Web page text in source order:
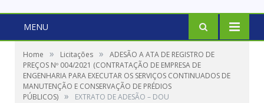
MENU
Home » Licitações »
ADESÃO A ATA DE REGISTRO DE
PREÇOS Nº 004/2021 (CONTRATAÇÃO DE EMPRESA DE
ENGENHARIA PARA EXECUTAR OS SERVIÇOS CONTINUADOS DE
MANUTENÇÃO E CONSERVAÇÃO DE PRÉDIOS
PÚBLICOS) » EXTRATO DE ADESÃO – DOU